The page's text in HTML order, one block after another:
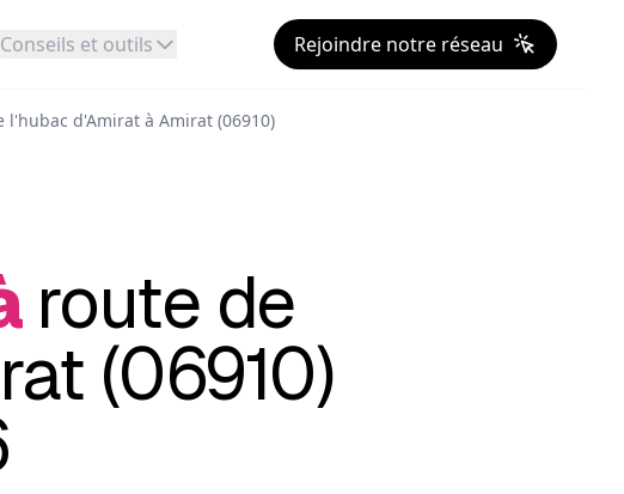
Conseils et outils Rejoindre notre réseau
l'hubac d'Amirat à Amirat (06910)
route de
(06910)